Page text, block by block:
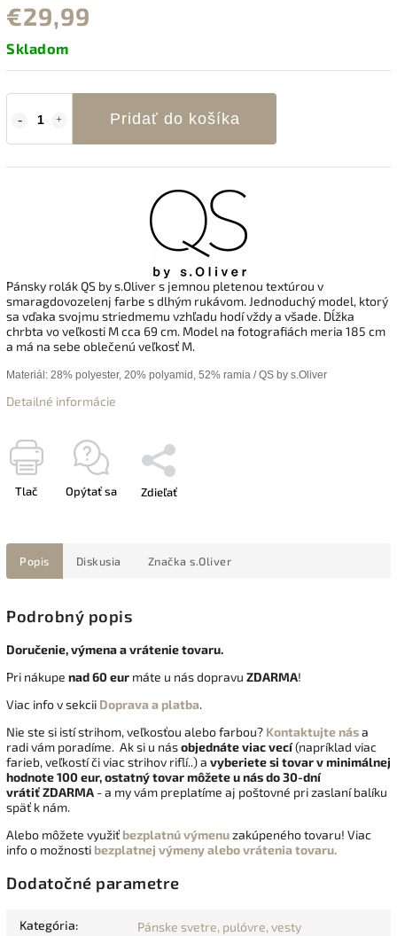
€29,99
Skladom
Pridať do košíka
Pánsky rolák QS by s.Oliver s jemnou pletenou textúrou v
smaragdovozelenj farbe s dlhým rukávom.Jednoduchý model, ktorý
sa vďaka svojmu striedmemu vzhľadu hodí vždy a všade. Dĺžka
chrbta vo veľkosti M cca 69 cm. Model na fotografiách meria 185 cm
a má na sebe oblečenú veľkosť M.
Materiál: 28% polyester, 20% polyamid, 52% ramia / QS by s.Oliver
Detailné informácie
Tlač Opýtať sa Zdieľať
Popis Diskusia Značka s.Oliver
Podrobný popis
Doručenie, výmena a vrátenie tovaru.
Pri nákupe nad 60 eur máte u nás dopravu ZDARMA!
Viac info v sekcii Doprava a platba.
Nie ste si istí strihom, veľkosťou alebo farbou? Kontaktujte nása
radi vám poradíme. Ak si u násobjednáte viac vecí(napríklad viac
farieb, veľkostí či viac strihov riflí..) a vyberiete si tovar v minimálnej
hodnote 100 eur, ostatný tovar môžete u nás do 30-dní
vrátiťZDARMA - a my vám preplatíme aj poštovné pri zaslaní balíku
späť k nám.
Alebo môžete využiť bezplatnú výmenuzakúpeného tovaru! Viac
info o možnosti bezplatnej výmeny alebo vrátenia tovaru.
Dodatočné parametre
Kategória: Pánske svetre, pulóvre, vesty